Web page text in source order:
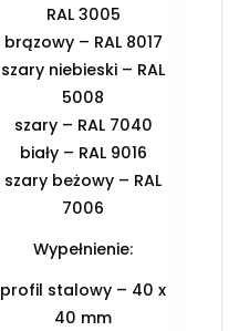
RAL 3005
brązowy – RAL 8017
szary niebieski – RAL
5008
szary – RAL 7040
biały – RAL 9016
szary beżowy – RAL
7006
Wypełnienie:
profil stalowy – 40 x
40 mm